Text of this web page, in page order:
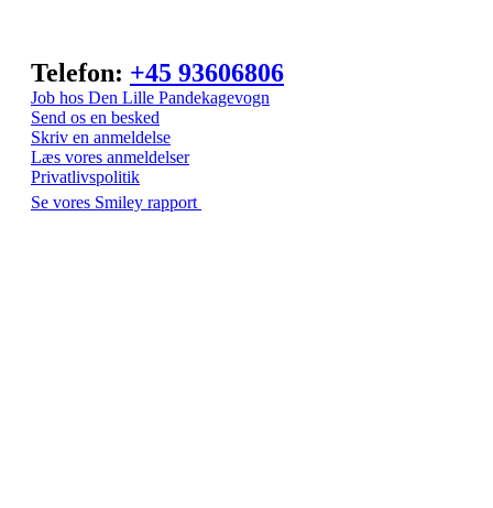
Telefon: +45 93606806
Job hos Den Lille Pandekagevogn
Send os en besked
Skriv en anmeldelse
Læs vores anmeldelser
Privatlivspolitik
Se vores Smiley rapport